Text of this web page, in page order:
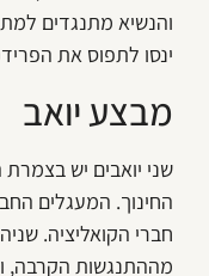
והנשיא מתנגדים
ינסו לתפוס את
מבצע יואב
שני יואבים יש
החינוך. המעגלים
חברי הקואליציה.
מההתנגשות הקרבה,